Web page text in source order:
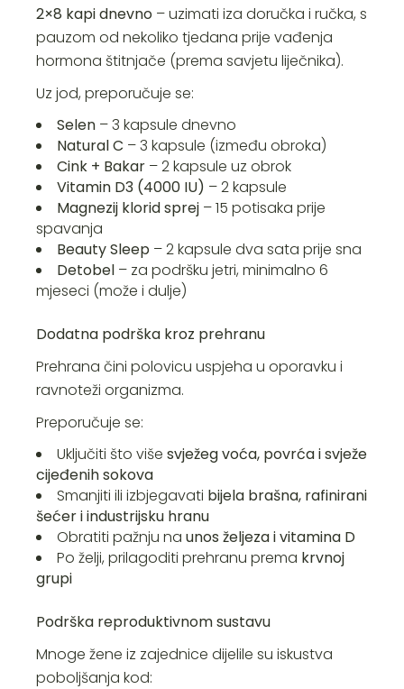
2×8 kapi dnevno – uzimati iza doručka i ručka, s
pauzom od nekoliko tjedana prije vađenja
hormona štitnjače (prema savjetu liječnika).
Uz jod, preporučuje se:
Selen – 3 kapsule dnevno
Natural C – 3 kapsule (između obroka)
Cink + Bakar – 2 kapsule uz obrok
Vitamin D3 (4000 IU) – 2 kapsule
Magnezij klorid sprej – 15 potisaka prije
spavanja
Beauty Sleep – 2 kapsule dva sata prije sna
Detobel – za podršku jetri, minimalno 6
mjeseci (može i dulje)
Dodatna podrška kroz prehranu
Prehrana čini polovicu uspjeha u oporavku i
ravnoteži organizma.
Preporučuje se:
Uključiti što višesvježeg voća, povrća i svježe
cijeđenih sokova
Smanjiti ili izbjegavati bijela brašna, rafinirani
šećer i industrijsku hranu
Obratiti pažnju naunos željeza i vitamina D
Po želji, prilagoditi prehranu prema krvnoj
grupi
Podrška reproduktivnom sustavu
Mnoge žene iz zajednice dijelile su iskustva
poboljšanja kod: